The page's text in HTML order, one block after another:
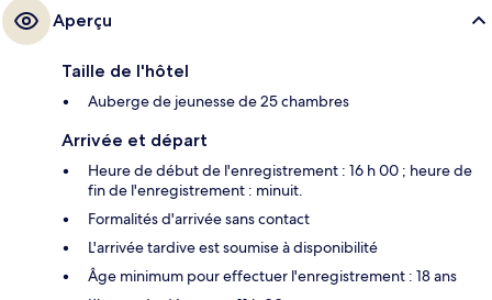
Aperçu
Taille de l'hôtel
Auberge de jeunesse de 25 chambres
Arrivée et départ
Heure de début de l'enregistrement : 16 h 00 ; heure de
fin de l'enregistrement : minuit.
Formalités d'arrivée sans contact
L'arrivée tardive est soumise à disponibilité
Âge minimum pour effectuer l'enregistrement : 18 ans